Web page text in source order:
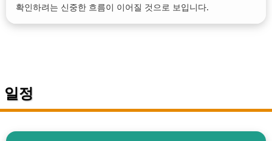
확인하려는 신중한 흐름이 이어질 것으로 보입니다.
일정